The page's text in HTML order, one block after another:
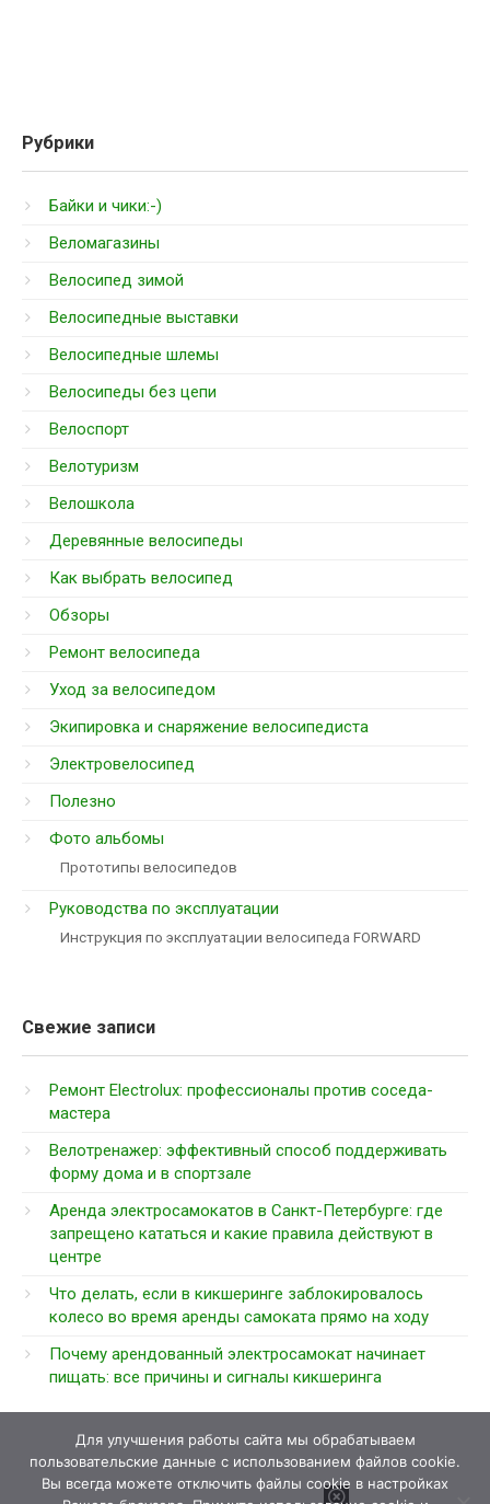
Рубрики
Байки и чики:-)
Веломагазины
Велосипед зимой
Велосипедные выставки
Велосипедные шлемы
Велосипеды без цепи
Велоспорт
Велотуризм
Велошкола
Деревянные велосипеды
Как выбрать велосипед
Обзоры
Ремонт велосипеда
Уход за велосипедом
Экипировка и снаряжение велосипедиста
Электровелосипед
Полезно
Фото альбомы
Прототипы велосипедов
Руководства по эксплуатации
Инструкция по эксплуатации велосипеда FORWARD
Свежие записи
Ремонт Electrolux: профессионалы против соседа-
мастера
Велотренажер: эффективный способ поддерживать
форму дома и в спортзале
Аренда электросамокатов в Санкт-Петербурге: где
запрещено кататься и какие правила действуют в
центре
Что делать, если в кикшеринге заблокировалось
колесо во время аренды самоката прямо на ходу
Почему арендованный электросамокат начинает
пищать: все причины и сигналы кикшеринга
Для улучшения работы сайта мы обрабатываем
пользовательские данные с использованием файлов cookie.
Вы всегда можете отключить файлы cookie в настройках